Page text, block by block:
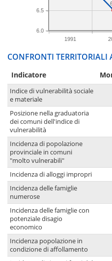
1991
6.0
6.5
CONFRONTI TERRITORIALI
Indicatore
Indice di vulnerabilità sociale
e materiale
Posizione nella graduatoria
dei comuni dell'indice di
vulnerabilità
Incidenza di popolazione
provinciale in comuni
"molto vulnerabili"
Incidenza di alloggi impropri
Incidenza delle famiglie
numerose
Incidenza delle famiglie con
potenziale disagio
economico
Incidenza popolazione in
condizione di affollamento